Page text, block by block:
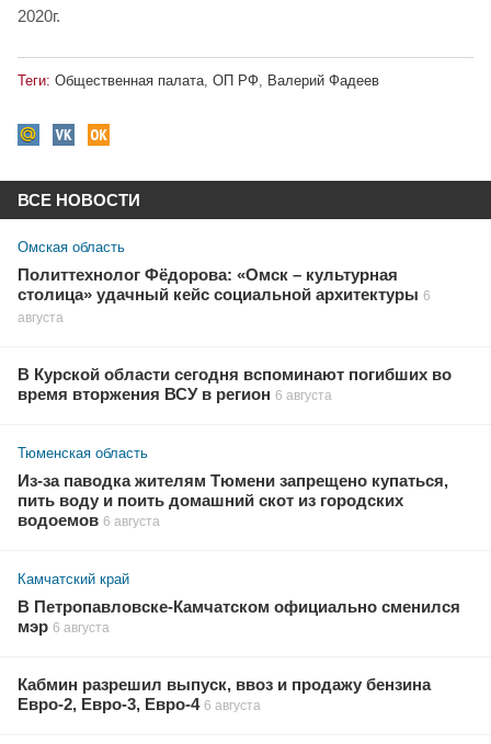
2020г.
Теги: Общественная палата, ОП РФ, Валерий Фадеев
ВСЕ НОВОСТИ
Омская область
Политтехнолог Фёдорова: «Омск – культурная
столица» удачный кейс социальной архитектуры 6
августа
В Курской области сегодня вспоминают погибших во
время вторжения ВСУ в регион 6 августа
Тюменская область
Из-за паводка жителям Тюмени запрещено купаться,
пить воду и поить домашний скот из городских
водоемов 6 августа
Камчатский край
В Петропавловске-Камчатском официально сменился
мэр 6 августа
Кабмин разрешил выпуск, ввоз и продажу бензина
Евро-2, Евро-3, Евро-4 6 августа